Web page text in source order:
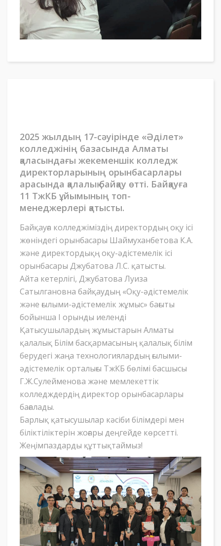
2025 жылдың 17-сәуірінде «Әділет»
колледжінің базасында Алматы
қаласындағы жекеменшік колледж
директорларының орынбасарлары
арасында қалалық байқау өтті. Байқауға
11 ТжКБ ұйымының топ-
менеджерлері қатысты.
Байқауға колледжіміздің директордың оқу ісі
жөніндегі орынбасары Шаймуханбетова К.А.
және директордықң оқу-әдістемелік ісі
орынбасары Джубатова Л.С. қатысты.
Айта кетерлігі, Джубатова Луиза
Сатылгановна байқаудың «Оқу-әдістемелік
және ғылыми-әдістемелік жұмыс» бағыты
бойынша І орынды иеленді
Қатысушылардың жұмыстарын Алматы
қалалық Білім басқармасының қалалық білім
берудегі жаңа технологиялардың ғылыми-
әдістемелік орталығы ТжКБ бөлімі басшысы
Г.Ж.Сулейменова және мемлекеттік
колледждердің директор орынбасарлары
бағалады.
Барлық қатысушылар кәсіби білімдері мен
біліктіліктерін жоғары деңгейде көрсетті.
Жеңімпаздарды құттықтаймыз!